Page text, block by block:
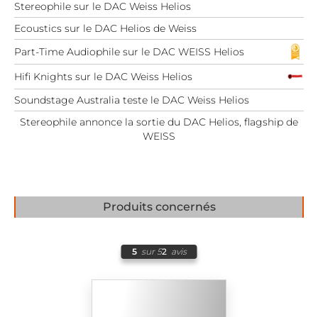
Stereophile sur le DAC Weiss Helios
Ecoustics sur le DAC Helios de Weiss
Part-Time Audiophile sur le DAC WEISS Helios
Hifi Knights sur le DAC Weiss Helios
Soundstage Australia teste le DAC Weiss Helios
Stereophile annonce la sortie du DAC Helios, flagship de
WEISS
Produits concernés
5 sur 52 avis